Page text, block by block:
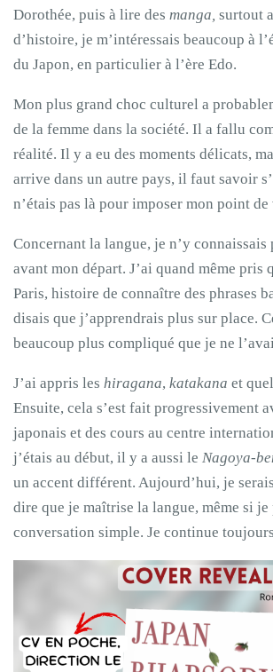
Dorothée, puis à lire des manga, surtout
d’histoire, je m’intéressais beaucoup à
du Japon, en particulier à l’ère Edo.
Mon plus grand choc culturel a
de la femme dans la société. Il a fallu
réalité. Il y a eu des moments délicats,
arrive dans un autre pays, il faut savoir
n’étais pas là pour imposer mon point de
Concernant la langue, je n’y connaissais
avant mon départ. J’ai quand même pris
Paris, histoire de connaître des phrases
disais que j’apprendrais plus sur place.
beaucoup plus compliqué que je ne
J’ai appris les hiragana, katakana et
Ensuite, cela s’est fait progressivement
japonais et des cours au centre
j’étais au début, il y a aussi le Nagoya-
un accent différent. Aujourd’hui, je
dire que je maîtrise la langue, même si
conversation simple. Je continue